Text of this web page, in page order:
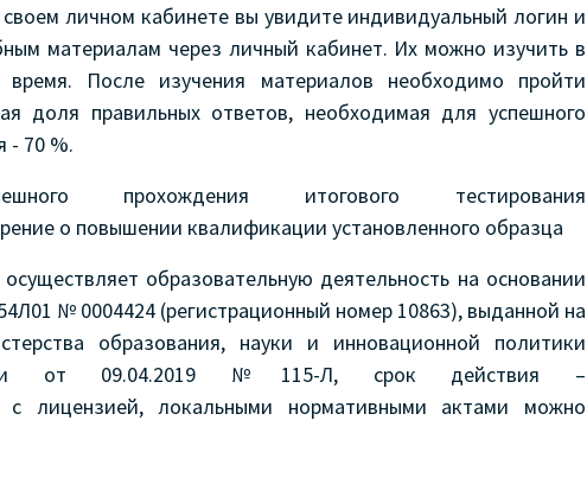
личном кабинете вы увидите индивидуальный логин и
материалам через личный кабинет. Их можно изучить в
После изучения материалов необходимо пройти
доля правильных ответов, необходимая для успешного
- 70 %.
прохождения итогового тестирования
о повышении квалификации установленного образца
образовательную деятельность на основании
№ 0004424 (регистрационный номер 10863), выданной на
образования, науки и инновационной политики
от 09.04.2019 №115-Л, срок действия –
с лицензией, локальными нормативными актами можно